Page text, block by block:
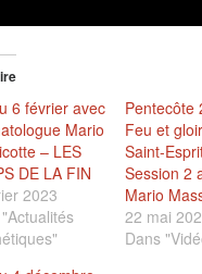
6 février avec
Mario
– LES
DE LA FIN
2023
Pentecôte
Feu et
Saint-
Session 2
Mario
22 mai
Dans